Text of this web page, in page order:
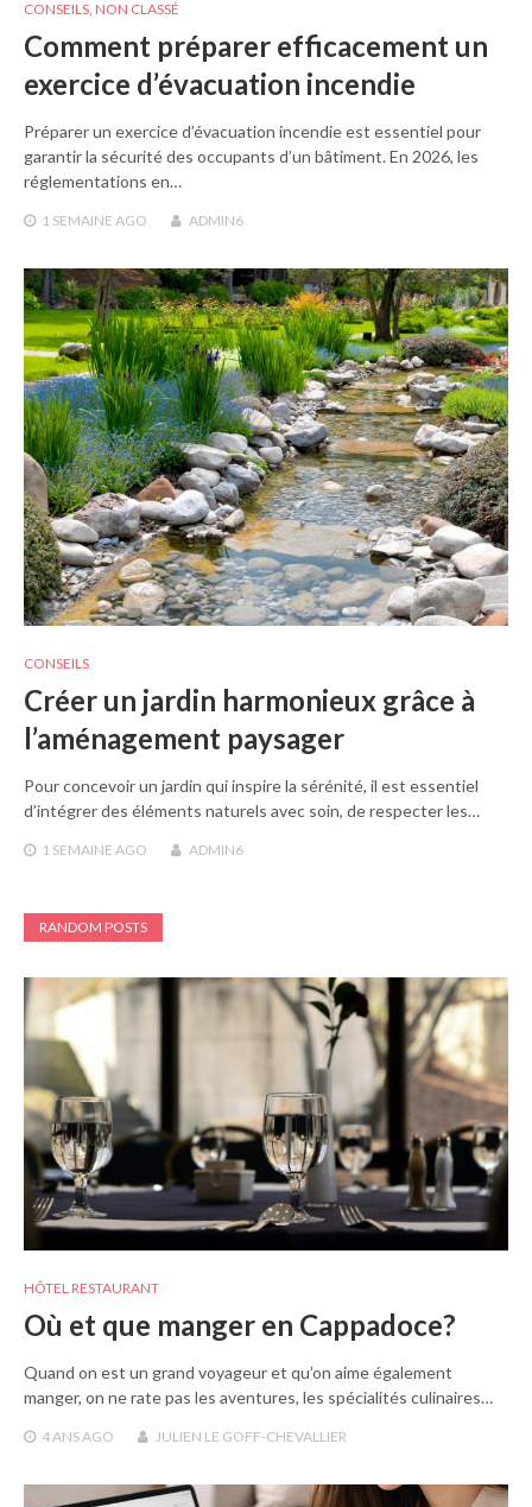
CONSEILS, NON CLASSÉ
Comment préparer efficacement un
exercice d’évacuation incendie
Préparer un exercice d’évacuation incendie est essentiel pour
garantir la sécurité des occupants d’un bâtiment. En 2026, les
réglementations en…
1 SEMAINE AGO ADMIN6
CONSEILS
Créer un jardin harmonieux grâce à
l’aménagement paysager
Pour concevoir un jardin qui inspire la sérénité, il est essentiel
d’intégrer des éléments naturels avec soin, de respecter les…
1 SEMAINE AGO ADMIN6
RANDOM POSTS
HÔTEL RESTAURANT
Où et que manger en Cappadoce?
Quand on est un grand voyageur et qu’on aime également
manger, on ne rate pas les aventures, les spécialités culinaires…
4 ANS AGO JULIEN LE GOFF-CHEVALLIER